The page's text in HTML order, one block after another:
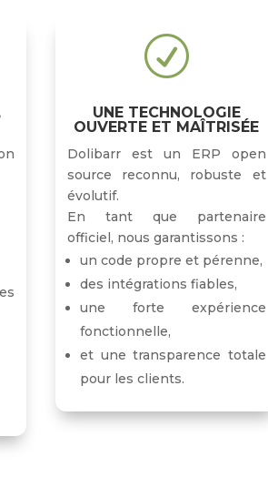
R
UNE TECHNOLOGIE
OUVERTE ET MAÎTRISÉE
Dolibarr est un ERP open
source reconnu, robuste et
évolutif.
En tant que partenaire
officiel, nous garantissons :
un code propre et pérenne,
des intégrations fiables,
une forte expérience
fonctionnelle,
et une transparence totale
pour les clients.